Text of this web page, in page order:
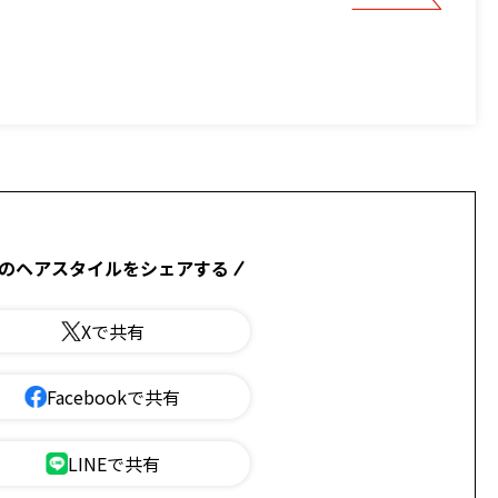
ヘアスタイルをシェアする
Xで共有
Facebookで共有
LINEで共有